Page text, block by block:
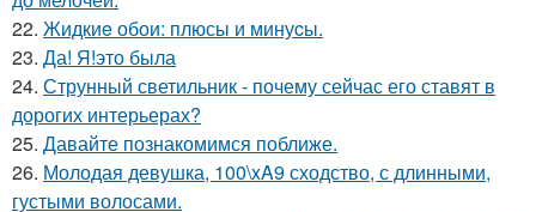
22. Жидкиe обои: плюсы и минуcы.
23. Да! Я!это была
24. Струнный светильник - почему сейчас его ставят в
дорогих интерьерах?
25. Давайте познакомимся поближе.
26. Молодая девушка, 100\xA9 сходство, с длинными,
густыми волосами.